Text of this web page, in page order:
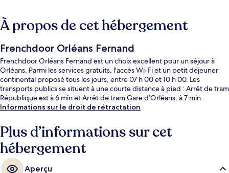
À propos de cet hébergement
Frenchdoor Orléans Fernand
Frenchdoor Orléans Fernand est un choix excellent pour un séjour à
Orléans. Parmi les services gratuits, l'accès Wi-Fi et un petit déjeuner
continental proposé tous les jours, entre 07 h 00 et 10 h 00. Les
transports publics se situent à une courte distance à pied : Arrêt de tram
République est à 6 min et Arrêt de tram Gare d’Orléans, à 7 min.
Informations sur le droit de rétractation
Plus d’informations sur cet
hébergement
Aperçu